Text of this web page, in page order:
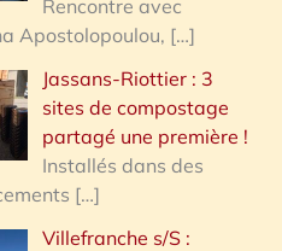
Rencontre avec
Apostolopoulou, […]
Jassans-Riottier : 3
sites de compostage
partagé une première !
Installés dans des
[…]
Villefranche s/S :